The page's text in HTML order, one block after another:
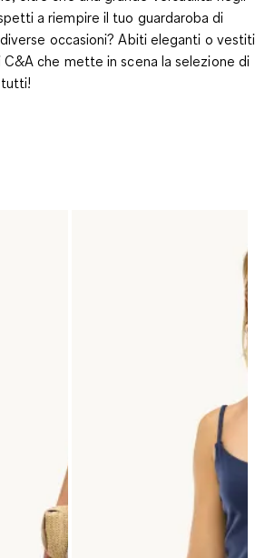
a riempire il tuo guardaroba di
occasioni? Abiti eleganti o vestiti
che mette in scena la selezione di